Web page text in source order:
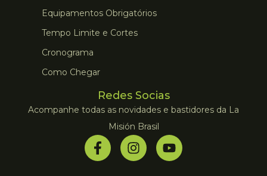
Equipamentos Obrigatórios
Tempo Limite e Cortes
Cronograma
Como Chegar
Redes Socias
Acompanhe todas as novidades e bastidores da La
Misión Brasil